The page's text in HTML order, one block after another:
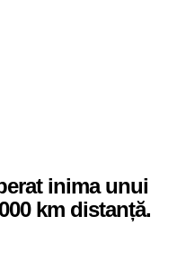
inima unui
km distanță.